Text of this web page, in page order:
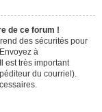
de ce forum !
des sécurités pour
à
est très important
du courriel).